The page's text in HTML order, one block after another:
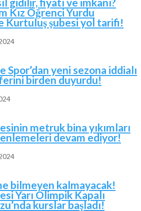
Kız Öğrenci Yurdu
Kurtuluş şubesi yol tarifi!
Spor’dan yeni sezona iddialı
birden duyurdu!
metruk bina yıkımları
devam ediyor!
bilmeyen kalmayacak!
Yarı Olimpik Kapalı
kurslar başladı!